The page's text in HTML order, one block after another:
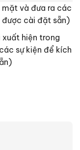
mặt và đưa ra các
được cài đặt sẵn)
xuất hiện trong
sự kiện để kích